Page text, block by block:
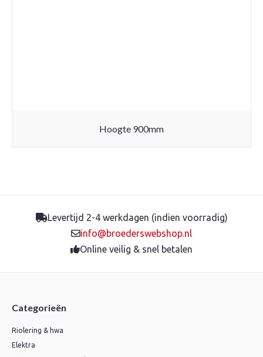
Hoogte 900mm
Levertijd 2-4 werkdagen (indien voorradig)
info@broederswebshop.nl
Online veilig & snel betalen
Categorieën
Riolering & hwa
Elektra